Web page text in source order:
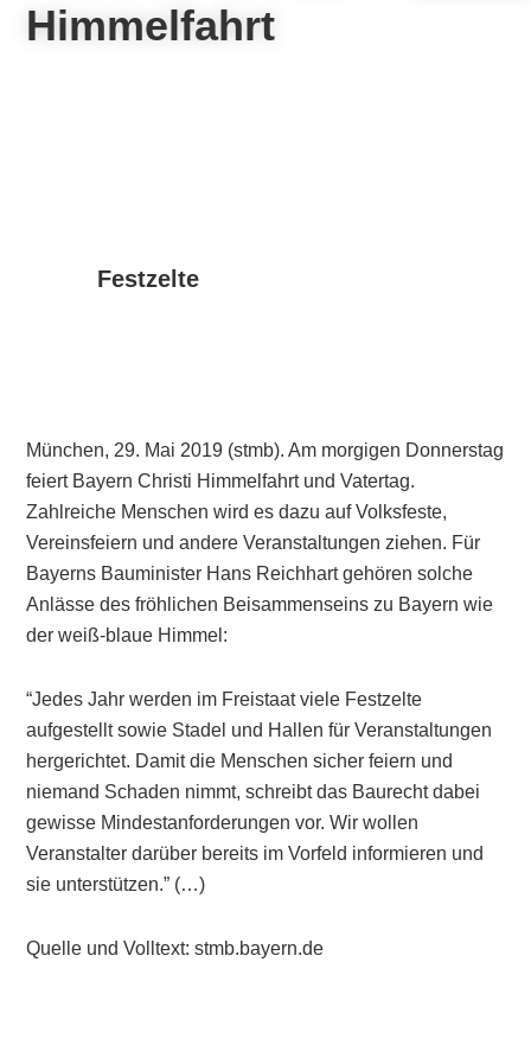
Himmelfahrt
Festzelte
München, 29. Mai 2019 (stmb). Am morgigen Donnerstag
feiert Bayern Christi Himmelfahrt und Vatertag.
Zahlreiche Menschen wird es dazu auf Volksfeste,
Vereinsfeiern und andere Veranstaltungen ziehen. Für
Bayerns Bauminister Hans Reichhart gehören solche
Anlässe des fröhlichen Beisammenseins zu Bayern wie
der weiß-blaue Himmel:
“Jedes Jahr werden im Freistaat viele Festzelte
aufgestellt sowie Stadel und Hallen für Veranstaltungen
hergerichtet. Damit die Menschen sicher feiern und
niemand Schaden nimmt, schreibt das Baurecht dabei
gewisse Mindestanforderungen vor. Wir wollen
Veranstalter darüber bereits im Vorfeld informieren und
sie unterstützen.” (…)
Quelle und Volltext: stmb.bayern.de